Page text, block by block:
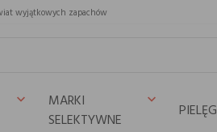
wyjątkowych zapachów
keyboard_arrow_down
MARKI
SELEKTYWNE
keyboard_arrow_down